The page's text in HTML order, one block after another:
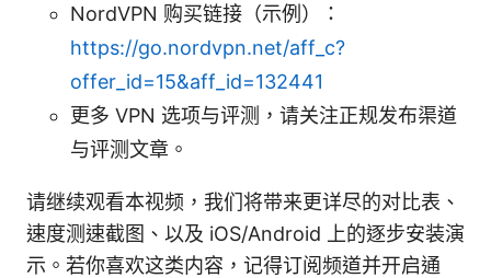
NordVPN 购买链接（示例）：
https://go.nordvpn.net/aff_c?
offer_id=15&aff_id=132441
更多 VPN 选项与评测，请关注正规发布渠道
与评测文章。
请继续观看本视频，我们将带来更详尽的对比表、
速度测速截图、以及 iOS/Android 上的逐步安装演
示。若你喜欢这类内容，记得订阅频道并开启通